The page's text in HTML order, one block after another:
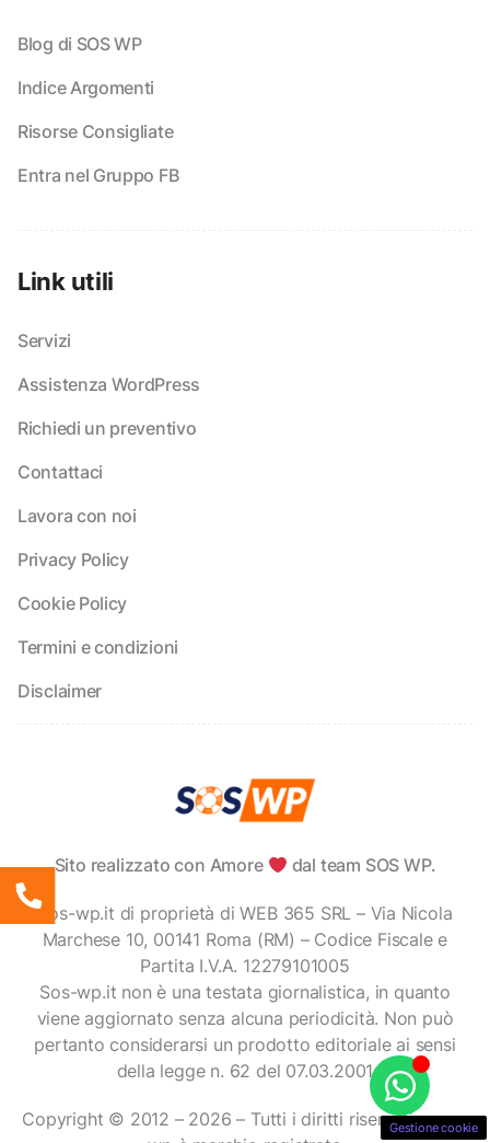
Blog di SOS WP
Indice Argomenti
Risorse Consigliate
Entra nel Gruppo FB
Link utili
Servizi
Assistenza WordPress
Richiedi un preventivo
Contattaci
Lavora con noi
Privacy Policy
Cookie Policy
Termini e condizioni
Disclaimer
Sito realizzato con Amore dal team SOS WP.
Sos-wp.it di proprietà di WEB 365 SRL – Via Nicola
Marchese 10, 00141 Roma (RM) – Codice Fiscale e
Partita I.V.A. 12279101005
Sos-wp.it non è una testata giornalistica, in quanto
viene aggiornato senza alcuna periodicità. Non può
pertanto considerarsi un prodotto editoriale ai sensi
della legge n. 62 del 07.03.2001
Copyright © 2012 – 2026 – Tutti i diritti riservati – sos-
Gestione cookie